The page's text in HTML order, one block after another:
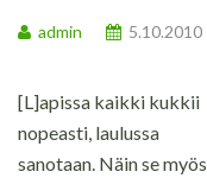
admin 5.10.2010
[L]apissa kaikki kukkii
nopeasti, laulussa
sanotaan. Näin se myös